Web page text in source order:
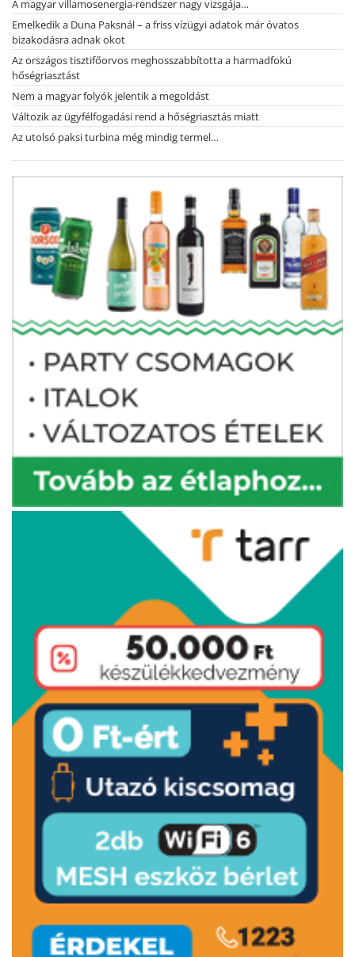
A magyar villamosenergia-rendszer nagy vizsgája…
Emelkedik a Duna Paksnál – a friss vízügyi adatok már óvatos
bizakodásra adnak okot
Az országos tisztifőorvos meghosszabbította a harmadfokú
hőségriasztást
Nem a magyar folyók jelentik a megoldást
Változik az ügyfélfogadási rend a hőségriasztás miatt
Az utolsó paksi turbina még mindig termel…